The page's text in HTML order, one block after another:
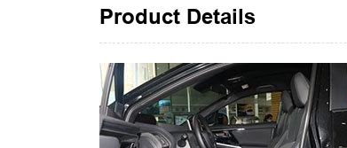
Product Details